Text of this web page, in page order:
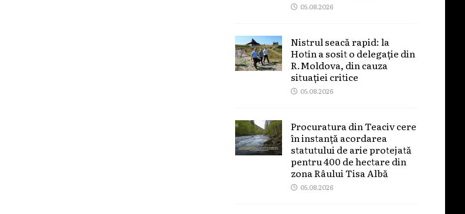
05.08.2026
Nistrul seacă rapid: la
Hotin a sosit o delegație din
R.Moldova, din cauza
situației critice
05.08.2026
Procuratura din Teaciv cere
în instanță acordarea
statutului de arie protejată
pentru 400 de hectare din
zona Râului Tisa Albă
05.08.2026